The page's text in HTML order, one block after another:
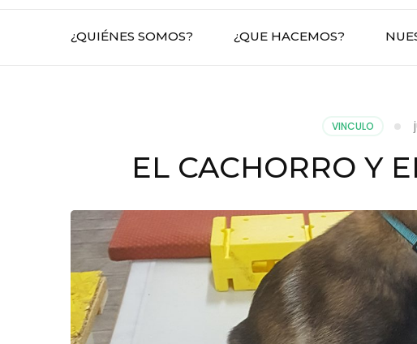
¿QUIÉNES SOMOS? ¿QUE HACEMOS?
VINCULO
EL CACHORRO Y